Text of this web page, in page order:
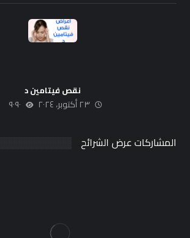
نقص فيتامين د
٢٣ أكتوبر، ٢٠٢٤ ٩٠٩٠
المشاركات عرض الشرائح